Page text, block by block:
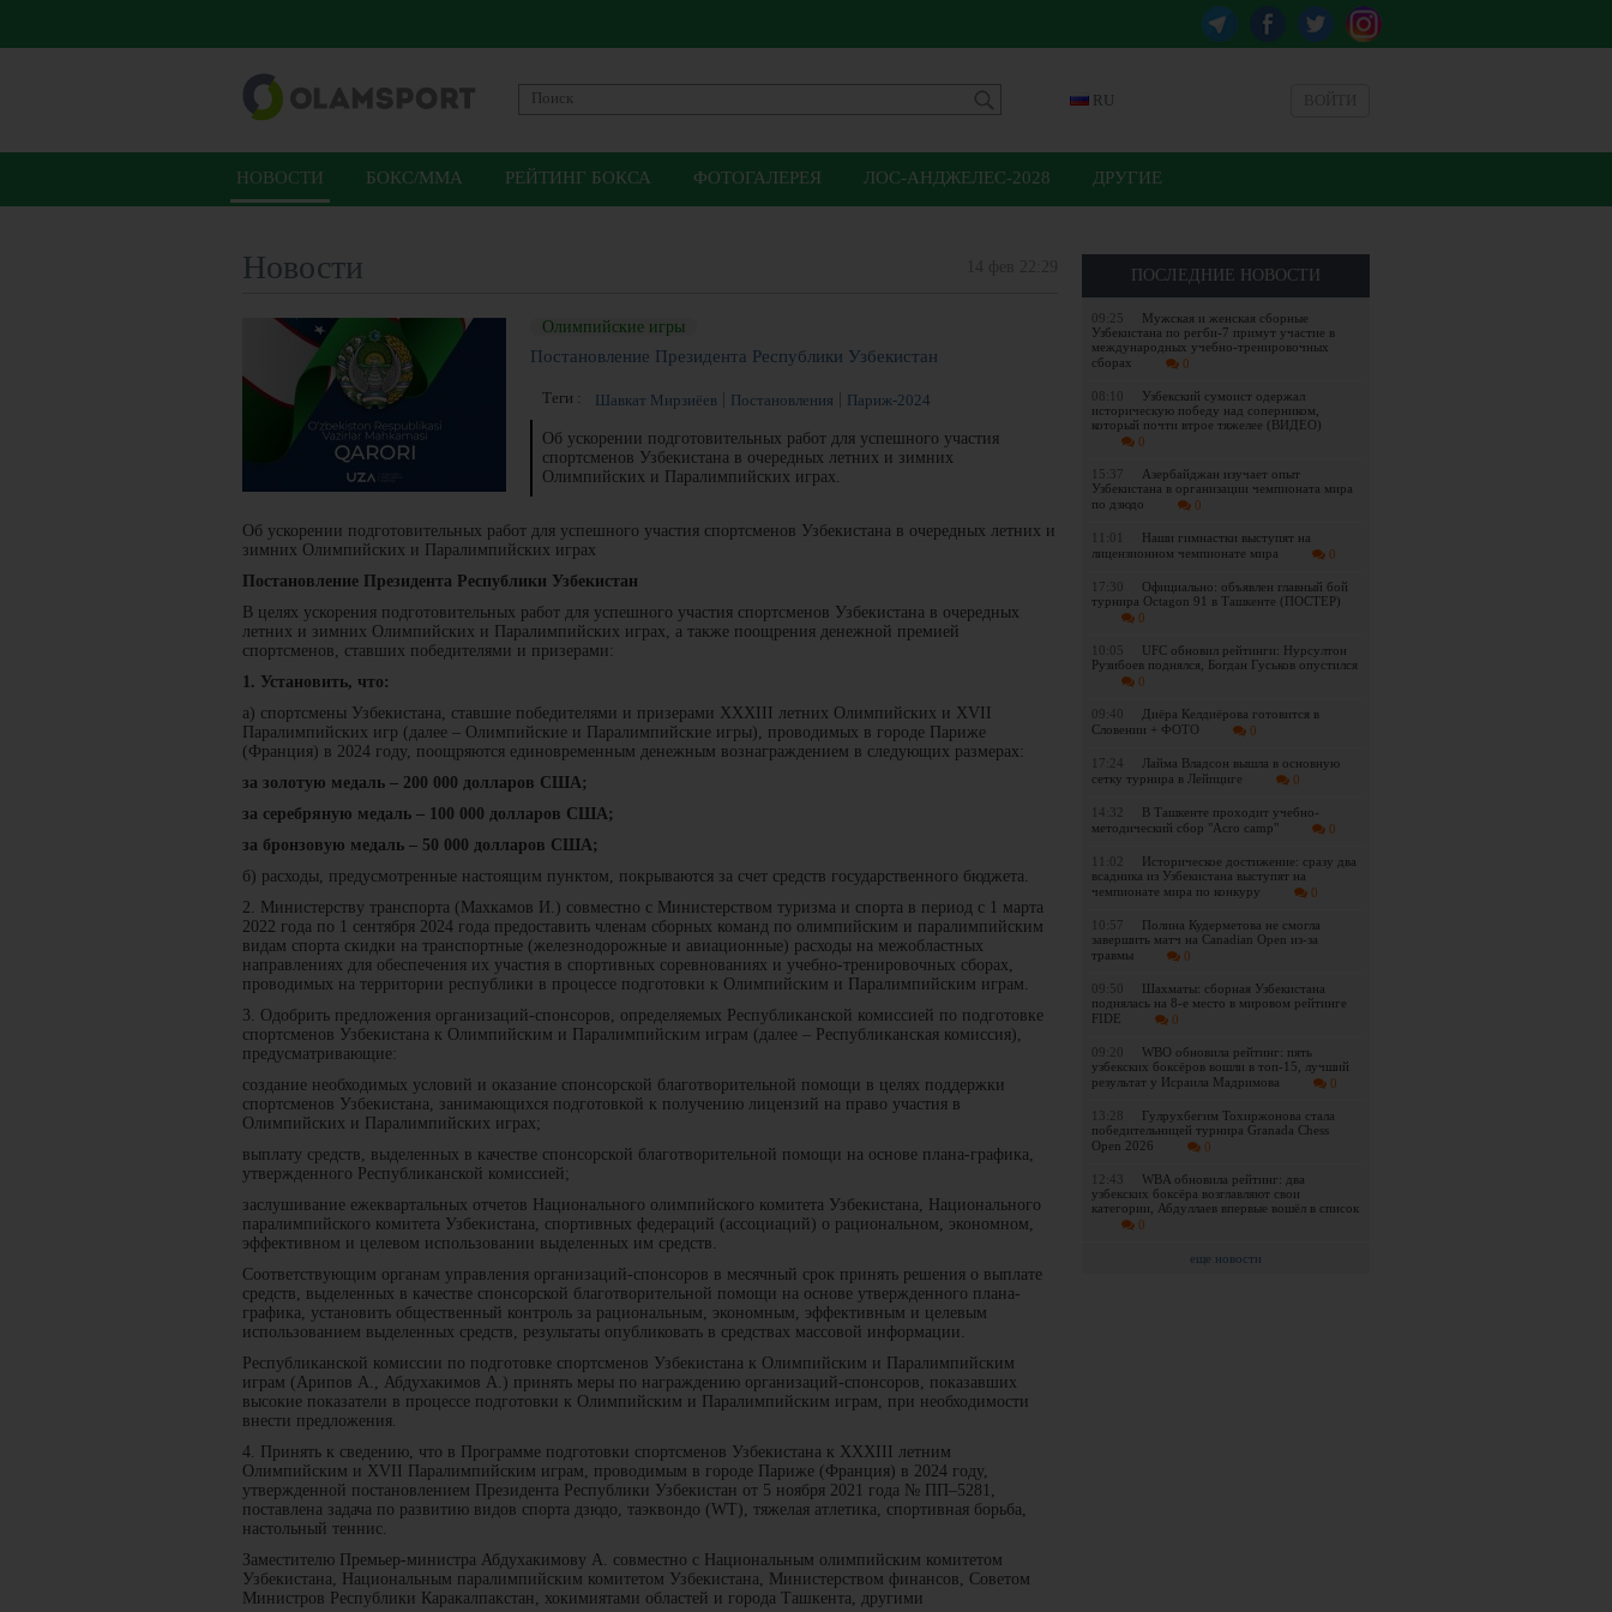
RU
НОВОСТИ БОКС/ММА РЕЙТИНГ БОКСА ФОТОГАЛЕРЕЯ ЛОС-АНДЖЕЛЕС-2028 ДРУГИЕ
ПОСЛЕДНИЕ НОВОСТИ
09:25
Мужская и женская сборные
Узбекистана по регби-7 примут участие в
международных учебно-тренировочных
сборах
0
08:10
Узбекский сумоист одержал
историческую победу над соперником,
который почти втрое тяжелее (ВИДЕО)
0
15:37
Азербайджан изучает опыт
Узбекистана в организации чемпионата мира
по дзюдо
0
11:01
Наши гимнастки выступят на
лицензионном чемпионате мира
0
17:30
Официально: объявлен главный бой
турнира Octagon 91 в Ташкенте (ПОСТЕР)
0
10:05
UFC обновил рейтинги: Нурсултон
Рузибоев поднялся, Богдан Гуськов опустился
0
09:40
Диёра Келдиёрова готовится в
Словении + ФОТО
0
17:24
Лайма Владсон вышла в основную
сетку турнира в Лейпциге
0
14:32
В Ташкенте проходит учебно-
методический сбор "Acro camp"
0
11:02
Историческое достижение: сразу два
всадника из Узбекистана выступят на
чемпионате мира по конкуру
0
10:57
Полина Кудерметова не смогла
завершить матч на Canadian Open из-за
травмы
0
09:50
Шахматы: сборная Узбекистана
поднялась на 8-е место в мировом рейтинге
FIDE
0
09:20
WBO обновила рейтинг: пять
узбекских боксёров вошли в топ-15, лучший
результат у Исраила Мадримова
0
13:28
Гулрухбегим Тохиржонова стала
победительницей турнира Granada Chess
Open 2026
0
12:43
WBA обновила рейтинг: два
узбекских боксёра возглавляют свои
категории, Абдуллаев впервые вошёл в список
0
еще новости
Новости
Олимпийские игры
Постановление Президента Республики Узбекистан
Теги : Шавкат Мирзиёев Постановления Париж-2024
Об ускорении подготовительных работ для успешного участия
спортсменов Узбекистана в очередных летних и зимних
Олимпийских и Паралимпийских играх.
Об ускорении подготовительных работ для успешного участия спортсменов Узбекистана в очередных летних и
зимних Олимпийских и Паралимпийских играх
Постановление Президента Республики Узбекистан
В целях ускорения подготовительных работ для успешного участия спортсменов Узбекистана в очередных
летних и зимних Олимпийских и Паралимпийских играх, а также поощрения денежной премией
спортсменов, ставших победителями и призерами:
1. Установить, что:
а) спортсмены Узбекистана, ставшие победителями и призерами XXXIII летних Олимпийских и XVII
Паралимпийских игр (далее – Олимпийские и Паралимпийские игры), проводимых в городе Париже
(Франция) в 2024 году, поощряются единовременным денежным вознаграждением в следующих размерах:
за золотую медаль – 200 000 долларов США;
за серебряную медаль – 100 000 долларов США;
за бронзовую медаль – 50 000 долларов США;
б) расходы, предусмотренные настоящим пунктом, покрываются за счет средств государственного бюджета.
2. Министерству транспорта (Махкамов И.) совместно с Министерством туризма и спорта в период с 1 марта
2022 года по 1 сентября 2024 года предоставить членам сборных команд по олимпийским и паралимпийским
видам спорта скидки на транспортные (железнодорожные и авиационные) расходы на межобластных
направлениях для обеспечения их участия в спортивных соревнованиях и учебно-тренировочных сборах,
проводимых на территории республики в процессе подготовки к Олимпийским и Паралимпийским играм.
3. Одобрить предложения организаций-спонсоров, определяемых Республиканской комиссией по подготовке
спортсменов Узбекистана к Олимпийским и Паралимпийским играм (далее – Республиканская комиссия),
предусматривающие:
создание необходимых условий и оказание спонсорской благотворительной помощи в целях поддержки
спортсменов Узбекистана, занимающихся подготовкой к получению лицензий на право участия в
Олимпийских и Паралимпийских играх;
выплату средств, выделенных в качестве спонсорской благотворительной помощи на основе плана-графика,
утвержденного Республиканской комиссией;
заслушивание ежеквартальных отчетов Национального олимпийского комитета Узбекистана, Национального
паралимпийского комитета Узбекистана, спортивных федераций (ассоциаций) о рациональном, экономном,
эффективном и целевом использовании выделенных им средств.
Соответствующим органам управления организаций-спонсоров в месячный срок принять решения о выплате
средств, выделенных в качестве спонсорской благотворительной помощи на основе утвержденного плана-
графика, установить общественный контроль за рациональным, экономным, эффективным и целевым
использованием выделенных средств, результаты опубликовать в средствах массовой информации.
Республиканской комиссии по подготовке спортсменов Узбекистана к Олимпийским и Паралимпийским
играм (Арипов А., Абдухакимов А.) принять меры по награждению организаций-спонсоров, показавших
высокие показатели в процессе подготовки к Олимпийским и Паралимпийским играм, при необходимости
внести предложения.
4. Принять к сведению, что в Программе подготовки спортсменов Узбекистана к XXXIII летним
Олимпийским и XVII Паралимпийским играм, проводимым в городе Париже (Франция) в 2024 году,
утвержденной постановлением Президента Республики Узбекистан от 5 ноября 2021 года № ПП–5281,
поставлена задача по развитию видов спорта дзюдо, таэквондо (WT), тяжелая атлетика, спортивная борьба,
настольный теннис.
Заместителю Премьер-министра Абдухакимову А. совместно с Национальным олимпийским комитетом
Узбекистана, Национальным паралимпийским комитетом Узбекистана, Министерством финансов, Советом
Министров Республики Каракалпакстан, хокимиятами областей и города Ташкента, другими